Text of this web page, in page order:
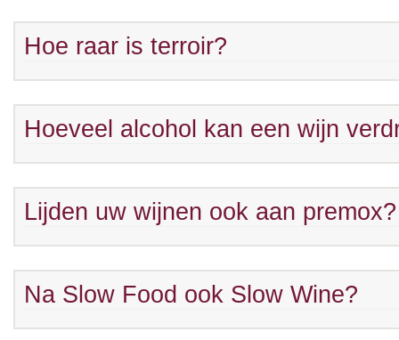
Hoe raar is terroir?
Hoeveel alcohol kan een wijn
Lijden uw wijnen ook aan premox?
Na Slow Food ook Slow Wine?